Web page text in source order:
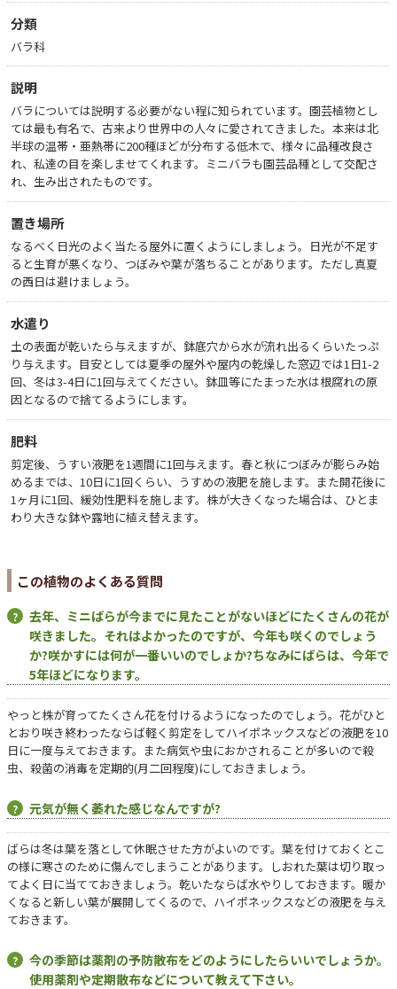
分類
バラ科
説明
バラについては説明する必要がない程に知られています。園芸植物とし
ては最も有名で、古来より世界中の人々に愛されてきました。本来は北
半球の温帯・亜熱帯に200種ほどが分布する低木で、様々に品種改良さ
れ、私達の目を楽しませてくれます。ミニバラも園芸品種として交配さ
れ、生み出されたものです。
置き場所
なるべく日光のよく当たる屋外に置くようにしましょう。日光が不足す
ると生育が悪くなり、つぼみや葉が落ちることがあります。ただし真夏
の西日は避けましょう。
水遣り
土の表面が乾いたら与えますが、鉢底穴から水が流れ出るくらいたっぷ
り与えます。目安としては夏季の屋外や屋内の乾燥した窓辺では1日1-2
回、冬は3-4日に1回与えてください。鉢皿等にたまった水は根腐れの原
因となるので捨てるようにします。
肥料
剪定後、うすい液肥を1週間に1回与えます。春と秋につぼみが膨らみ始
めるまでは、10日に1回くらい、うすめの液肥を施します。また開花後に
1ヶ月に1回、緩効性肥料を施します。株が大きくなった場合は、ひとま
わり大きな鉢や露地に植え替えます。
この植物のよくある質問
去年、ミニばらが今までに見たことがないほどにたくさんの花が
咲きました。それはよかったのですが、今年も咲くのでしょう
か?咲かすには何が一番いいのでしょか?ちなみにばらは、今年で
5年ほどになります。
やっと株が育ってたくさん花を付けるようになったのでしょう。花がひと
とおり咲き終わったならば軽く剪定をしてハイポネックスなどの液肥を10
日に一度与えておきます。また病気や虫におかされることが多いので殺
虫、殺菌の消毒を定期的(月二回程度)にしておきましょう。
元気が無く萎れた感じなんですが?
ばらは冬は葉を落として休眠させた方がよいのです。葉を付けておくとこ
の様に寒さのために傷んでしまうことがあります。しおれた葉は切り取っ
てよく日に当てておきましょう。乾いたならば水やりしておきます。暖か
くなると新しい葉が展開してくるので、ハイポネックスなどの液肥を与え
ておきます。
今の季節は薬剤の予防散布をどのようにしたらいいでしょうか。
使用薬剤や定期散布などについて教えて下さい。